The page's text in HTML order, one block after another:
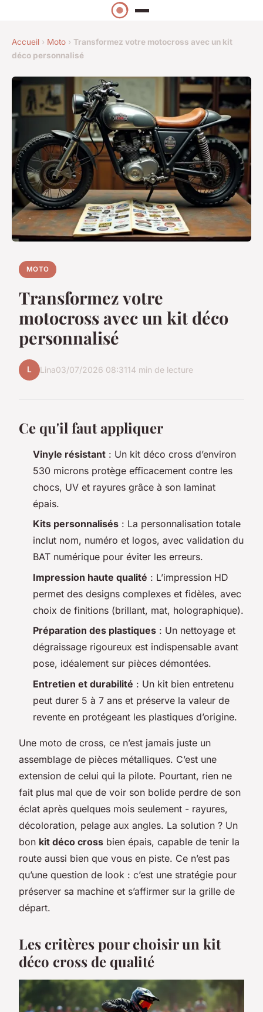
Accueil › Moto › Transformez votre motocross avec un kit
déco personnalisé
MOTO
Transformez votre
motocross avec un kit déco
personnalisé
L Lina03/07/2026 08:3114 min de lecture
Ce qu'il faut appliquer
Vinyle résistant : Un kit déco cross d’environ
530 microns protège efficacement contre les
chocs, UV et rayures grâce à son laminat
épais.
Kits personnalisés : La personnalisation totale
inclut nom, numéro et logos, avec validation du
BAT numérique pour éviter les erreurs.
Impression haute qualité : L’impression HD
permet des designs complexes et fidèles, avec
choix de finitions (brillant, mat, holographique).
Préparation des plastiques : Un nettoyage et
dégraissage rigoureux est indispensable avant
pose, idéalement sur pièces démontées.
Entretien et durabilité : Un kit bien entretenu
peut durer 5 à 7 ans et préserve la valeur de
revente en protégeant les plastiques d’origine.
Une moto de cross, ce n’est jamais juste un
assemblage de pièces métalliques. C’est une
extension de celui qui la pilote. Pourtant, rien ne
fait plus mal que de voir son bolide perdre de son
éclat après quelques mois seulement - rayures,
décoloration, pelage aux angles. La solution ? Un
bon kit déco cross bien épais, capable de tenir la
route aussi bien que vous en piste. Ce n’est pas
qu’une question de look : c’est une stratégie pour
préserver sa machine et s’affirmer sur la grille de
départ.
Les critères pour choisir un kit
déco cross de qualité